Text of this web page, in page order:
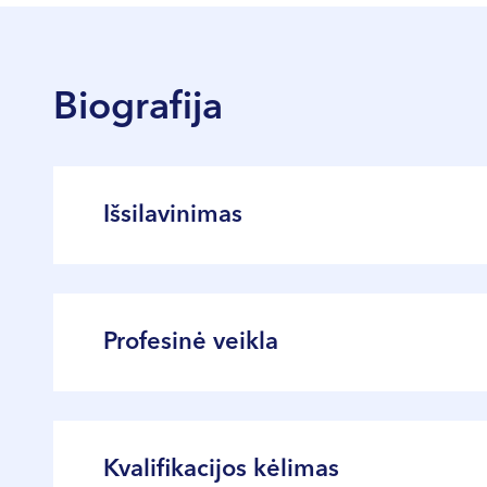
Biografija
Išsilavinimas
2011 m. baigė anesteziologijos-
Profesinė veikla
Kvalifikacijos kėlimas